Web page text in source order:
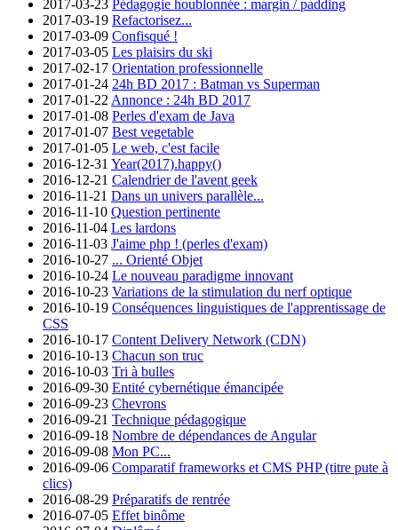
2017-03-23 Pédagogie houblonnée : margin / padding
2017-03-19 Refactorisez...
2017-03-09 Confisqué !
2017-03-05 Les plaisirs du ski
2017-02-17 Orientation professionnelle
2017-01-24 24h BD 2017 : Batman vs Superman
2017-01-22 Annonce : 24h BD 2017
2017-01-08 Perles d'exam de Java
2017-01-07 Best vegetable
2017-01-05 Le web, c'est facile
2016-12-31 Year(2017).happy()
2016-12-21 Calendrier de l'avent geek
2016-11-21 Dans un univers parallèle...
2016-11-10 Question pertinente
2016-11-04 Les lardons
2016-11-03 J'aime php ! (perles d'exam)
2016-10-27 ... Orienté Objet
2016-10-24 Le nouveau paradigme innovant
2016-10-23 Variations de la stimulation du nerf optique
2016-10-19 Conséquences linguistiques de l'apprentissage de
CSS
2016-10-17 Content Delivery Network (CDN)
2016-10-13 Chacun son truc
2016-10-03 Tri à bulles
2016-09-30 Entité cybernétique émancipée
2016-09-23 Chevrons
2016-09-21 Technique pédagogique
2016-09-18 Nombre de dépendances de Angular
2016-09-08 Mon PC...
2016-09-06 Comparatif frameworks et CMS PHP (titre pute à
clics)
2016-08-29 Préparatifs de rentrée
2016-07-05 Effet binôme